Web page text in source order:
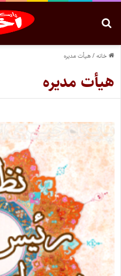
خانه/هیأت مدیره
هیأت مدیره